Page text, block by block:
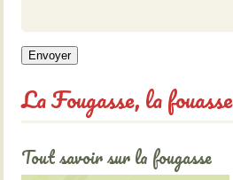
La Fougasse, la
Tout savoir sur la fougasse